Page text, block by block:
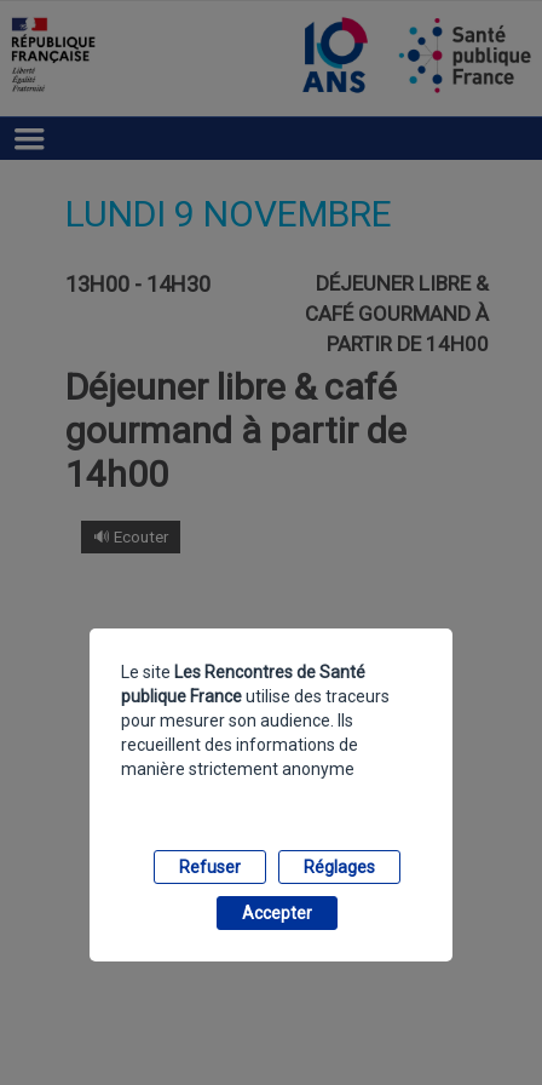
LUNDI 9 NOVEMBRE
13H00 - 14H30
DÉJEUNER LIBRE &
CAFÉ GOURMAND À
PARTIR DE 14H00
Déjeuner libre & café
gourmand à partir de
14h00
🔊 Ecouter
Le site Les Rencontres de Santé
publique Franceutilise des traceurs
pour mesurer son audience. Ils
recueillent des informations de
manière strictement anonyme
Refuser Réglages
Accepter